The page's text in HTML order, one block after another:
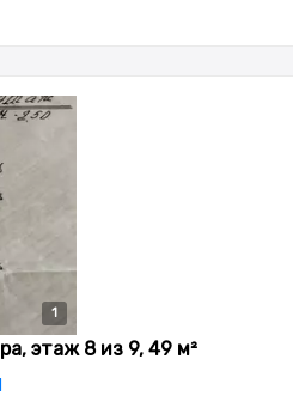
1
этаж 8 из 9, 49 м²